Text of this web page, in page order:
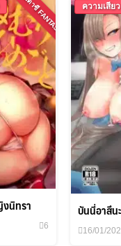
แฟนตาซี FANTASY
นิทรา
6
ความเสีย
บันนี่อาสึน
16/01/